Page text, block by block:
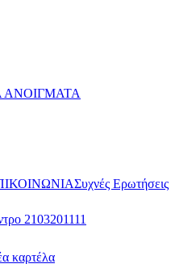
Συχνές Ερωτήσεις
2103201111
καρτέλα